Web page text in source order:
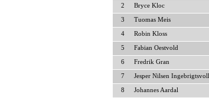
2 Bryce Kloc
3 Tuomas Meis
4 Robin Kloss
5 Fabian Oestvold
6 Fredrik Gran
7 Jesper Nilsen Ingebrigtsvoll
8 Johannes Aardal